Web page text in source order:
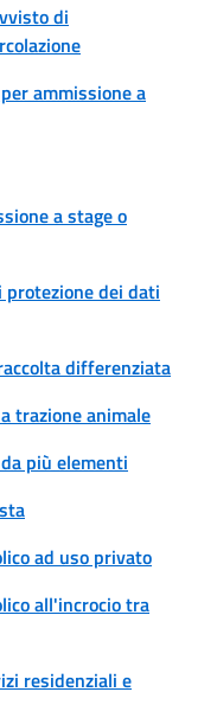
di
ammissione a
a stage o
dei dati
differenziata
trazione animale
più elementi
ad uso privato
all'incrocio tra
residenziali e